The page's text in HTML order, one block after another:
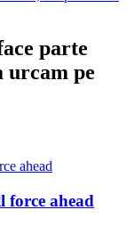
parte
urcam pe
force ahead